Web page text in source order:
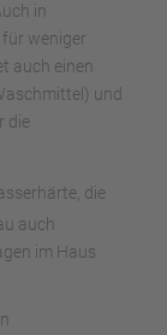
in
weniger
auch einen
und
die
die
auch
im Haus